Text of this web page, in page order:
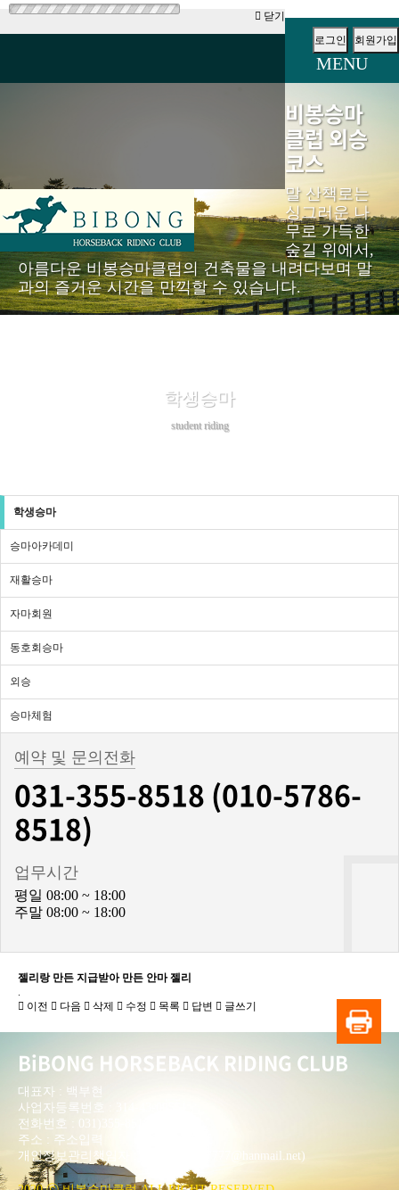
닫기
로그인
회원가입
MENU
비봉승마
클럽 외승
코스
말 산책로는
싱그러운 나
무로 가득한
숲길 위에서,
아름다운 비봉승마클럽의 건축물을 내려다보며 말
과의 즐거운 시간을 만끽할 수 있습니다.
학생승마
student riding
학생승마
승마아카데미
재활승마
자마회원
동호회승마
외승
승마체험
예약 및 문의전화
031-355-8518 (010-5786-
8518)
업무시간
평일 08:00 ~ 18:00
주말 08:00 ~ 18:00
젤리랑 만든 지급받아 만든 안마 젤리
.
이전
다음 삭제 수정 목록 답변 글쓰기
BiBONG HORSEBACK RIDING CLUB
대표자 : 백부현
사업자등록번호 : 314-43-00551
전화번호 : 031)355-8518
주소 : 주소입력
개인정보관리책임자 : 이은정(ejlee7777@hanmail.net)